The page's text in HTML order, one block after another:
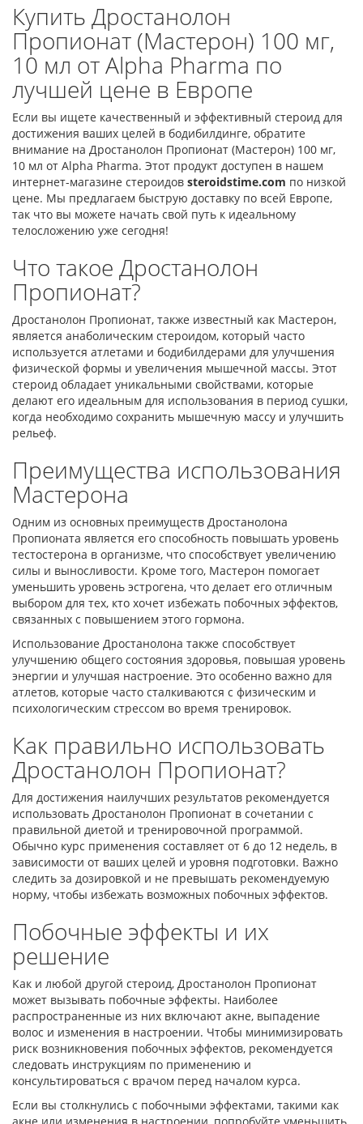
Купить Дростанолон
Пропионат (Мастерон) 100 мг,
10 мл от Alpha Pharma по
лучшей цене в Европе
Если вы ищете качественный и эффективный стероид для
достижения ваших целей в бодибилдинге, обратите
внимание на Дростанолон Пропионат (Мастерон) 100 мг,
10 мл от Alpha Pharma. Этот продукт доступен в нашем
интернет-магазине стероидов steroidstime.com по низкой
цене. Мы предлагаем быструю доставку по всей Европе,
так что вы можете начать свой путь к идеальному
телосложению уже сегодня!
Что такое Дростанолон
Пропионат?
Дростанолон Пропионат, также известный как Мастерон,
является анаболическим стероидом, который часто
используется атлетами и бодибилдерами для улучшения
физической формы и увеличения мышечной массы. Этот
стероид обладает уникальными свойствами, которые
делают его идеальным для использования в период сушки,
когда необходимо сохранить мышечную массу и улучшить
рельеф.
Преимущества использования
Мастерона
Одним из основных преимуществ Дростанолона
Пропионата является его способность повышать уровень
тестостерона в организме, что способствует увеличению
силы и выносливости. Кроме того, Мастерон помогает
уменьшить уровень эстрогена, что делает его отличным
выбором для тех, кто хочет избежать побочных эффектов,
связанных с повышением этого гормона.
Использование Дростанолона также способствует
улучшению общего состояния здоровья, повышая уровень
энергии и улучшая настроение. Это особенно важно для
атлетов, которые часто сталкиваются с физическим и
психологическим стрессом во время тренировок.
Как правильно использовать
Дростанолон Пропионат?
Для достижения наилучших результатов рекомендуется
использовать Дростанолон Пропионат в сочетании с
правильной диетой и тренировочной программой.
Обычно курс применения составляет от 6 до 12 недель, в
зависимости от ваших целей и уровня подготовки. Важно
следить за дозировкой и не превышать рекомендуемую
норму, чтобы избежать возможных побочных эффектов.
Побочные эффекты и их
решение
Как и любой другой стероид, Дростанолон Пропионат
может вызывать побочные эффекты. Наиболее
распространенные из них включают акне, выпадение
волос и изменения в настроении. Чтобы минимизировать
риск возникновения побочных эффектов, рекомендуется
следовать инструкциям по применению и
консультироваться с врачом перед началом курса.
Если вы столкнулись с побочными эффектами, такими как